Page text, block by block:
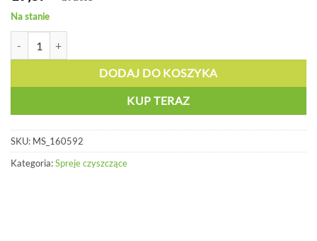
Na stanie
DODAJ DO KOSZYKA
KUP TERAZ
SKU: MS_160592
Kategoria:Spreje czyszczące